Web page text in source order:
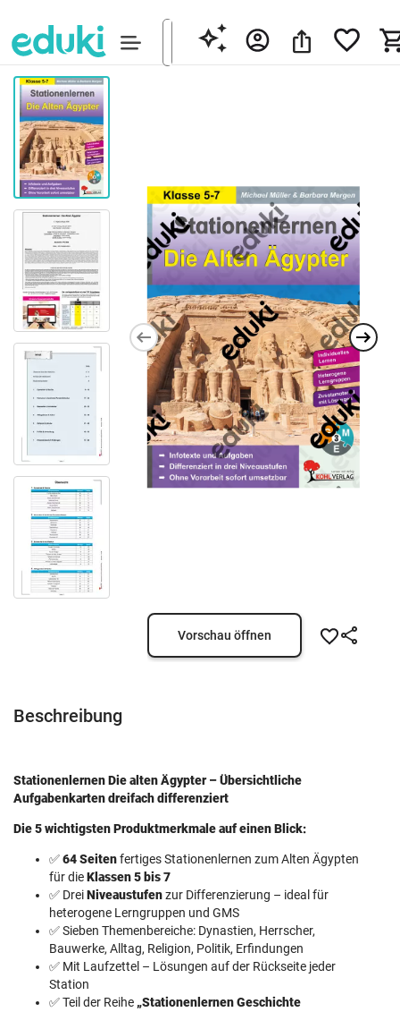
Vorschau öffnen
Beschreibung
Stationenlernen Die alten Ägypter – Übersichtliche
Aufgabenkarten dreifach differenziert
Die 5 wichtigsten Produktmerkmale auf einen Blick:
✅64 Seitenfertiges Stationenlernen zum Alten Ägypten
für dieKlassen 5 bis 7
✅ DreiNiveaustufenzur Differenzierung – ideal für
heterogene Lerngruppen und GMS
✅ Sieben Themenbereiche: Dynastien, Herrscher,
Bauwerke, Alltag, Religion, Politik, Erfindungen
✅ Mit Laufzettel – Lösungen auf der Rückseite jeder
Station
✅ Teil der Reihe „Stationenlernen Geschichte